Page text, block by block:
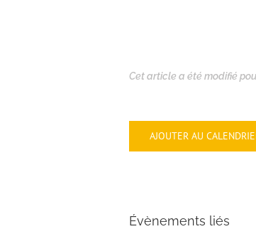
Cet article a été modifié
AJOUTER AU
Évènements liés